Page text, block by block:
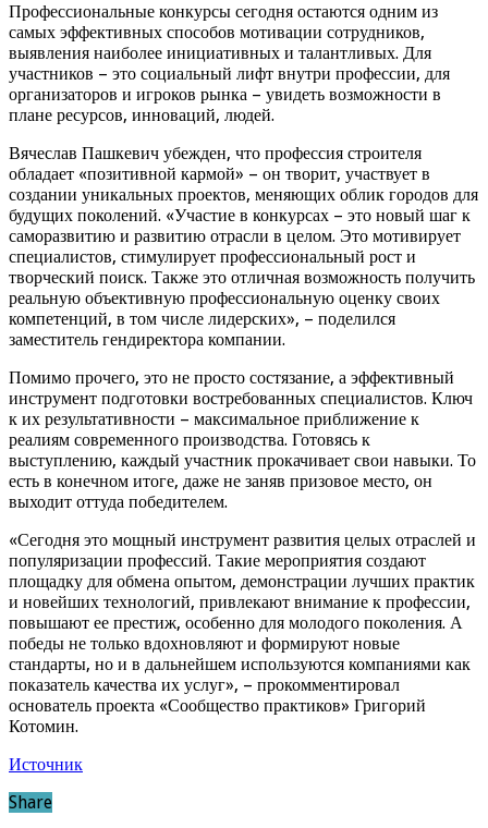
Профессиональные конкурсы сегодня остаются одним из
самых эффективных способов мотивации сотрудников,
выявления наиболее инициативных и талантливых. Для
участников – это социальный лифт внутри профессии, для
организаторов и игроков рынка – увидеть возможности в
плане ресурсов, инноваций, людей.
Вячеслав Пашкевич убежден, что профессия строителя
обладает «позитивной кармой» – он творит, участвует в
создании уникальных проектов, меняющих облик городов для
будущих поколений. «Участие в конкурсах – это новый шаг к
саморазвитию и развитию отрасли в целом. Это мотивирует
специалистов, стимулирует профессиональный рост и
творческий поиск. Также это отличная возможность получить
реальную объективную профессиональную оценку своих
компетенций, в том числе лидерских», – поделился
заместитель гендиректора компании.
Помимо прочего, это не просто состязание, а эффективный
инструмент подготовки востребованных специалистов. Ключ
к их результативности – максимальное приближение к
реалиям современного производства. Готовясь к
выступлению, каждый участник прокачивает свои навыки. То
есть в конечном итоге, даже не заняв призовое место, он
выходит оттуда победителем.
«Сегодня это мощный инструмент развития целых отраслей и
популяризации профессий. Такие мероприятия создают
площадку для обмена опытом, демонстрации лучших практик
и новейших технологий, привлекают внимание к профессии,
повышают ее престиж, особенно для молодого поколения. А
победы не только вдохновляют и формируют новые
стандарты, но и в дальнейшем используются компаниями как
показатель качества их услуг», – прокомментировал
основатель проекта «Сообщество практиков» Григорий
Котомин.
Источник
Share